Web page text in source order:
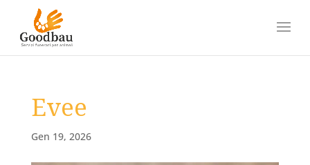
Evee
Gen 19, 2026